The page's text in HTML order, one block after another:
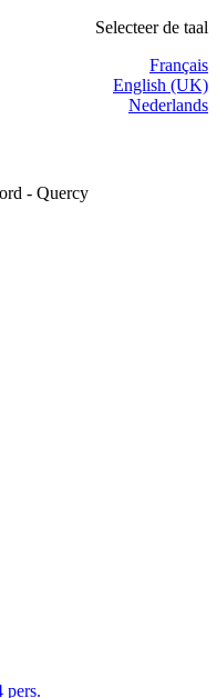
Selecteer de taal
Français
English (UK)
Nederlands
- Quercy
pers.